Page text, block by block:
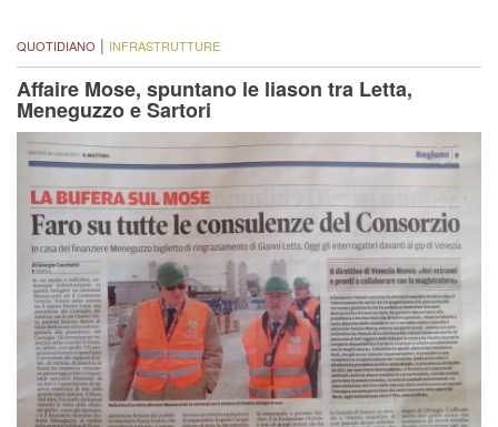
QUOTIDIANO | INFRASTRUTTURE
Affaire Mose, spuntano le liason tra Letta,
Meneguzzo e Sartori